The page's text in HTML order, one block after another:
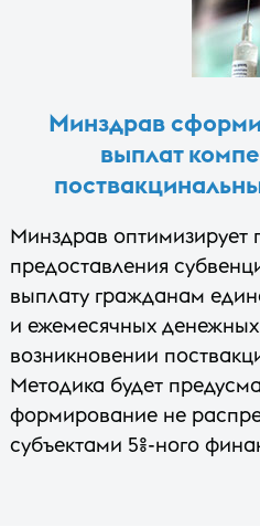
Минздрав
выплат
Минздрав оптимизирует
предоставления
выплату гражданам
и ежемесячных
возникновении
Методика будет
формирование не
субъектами 5%-ного